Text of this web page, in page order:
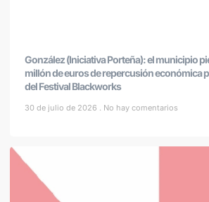
González (Iniciativa Porteña): el municipio
millón de euros de repercusión económica
del Festival Blackworks
30 de julio de 2026 No hay comentarios